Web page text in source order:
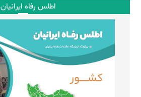
اطلس رفاه ایرانیان